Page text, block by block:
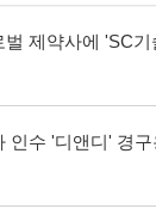
기
사
공
벌 제약사에 'SC기
인수 '디앤디' 경